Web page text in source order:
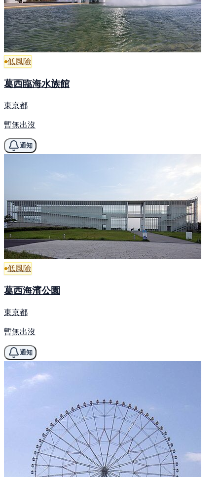
低風險
葛西臨海水族館
東京都
暫無出沒
通知
低風險
葛西海濱公園
東京都
暫無出沒
通知